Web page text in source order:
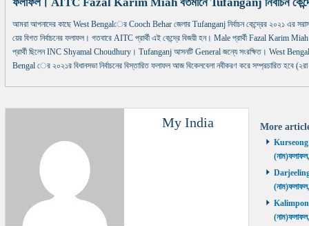
আমরা আপনাদের কাছে West Bengalের Cooch Behar জেলার Tufanganj নির্বাচন কেন্দ্রের ২০২১ এর
য়ের বিগত নির্বাচনের ফলাফল। গতবারে AITC প্রার্থী এই কেন্দ্রে বিজয়ী হন। Male প্রার্থী Fazal Karim Miah
প্রার্থী ছিলেন INC Shyamal Choudhury। Tufanganj আসনটি General জন্যে সংরক্ষিত। West
Bengal ের ২০২১র বিধানসভা নির্বাচনের বিস্তারিত ফলাফল আজ বিকেলবেলা নবীকরণ করে সম্প্রচারিত হবে
My India More
Kurseong
Darjeeling
Kalimpong